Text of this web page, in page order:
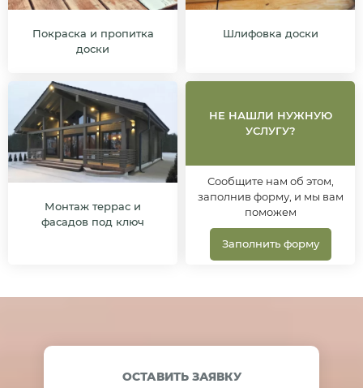
Покраска и пропитка
доски
Шлифовка доски
Монтаж террас и
фасадов под ключ
НЕ НАШЛИ НУЖНУЮ
УСЛУГУ?
Сообщите нам об этом,
заполнив форму, и мы вам
поможем
Заполнить форму
ОСТАВИТЬ ЗАЯВКУ